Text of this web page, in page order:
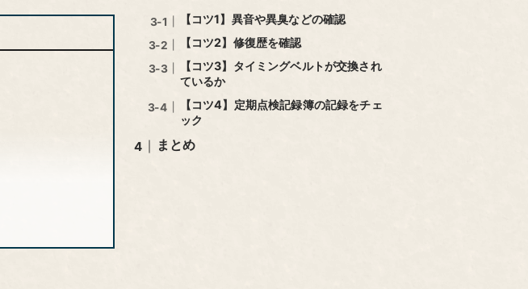
【コツ1】異音や異臭などの確認
【コツ2】修復歴を確認
【コツ3】タイミングベルトが交換され
ているか
【コツ4】定期点検記録簿の記録をチェ
ック
まとめ